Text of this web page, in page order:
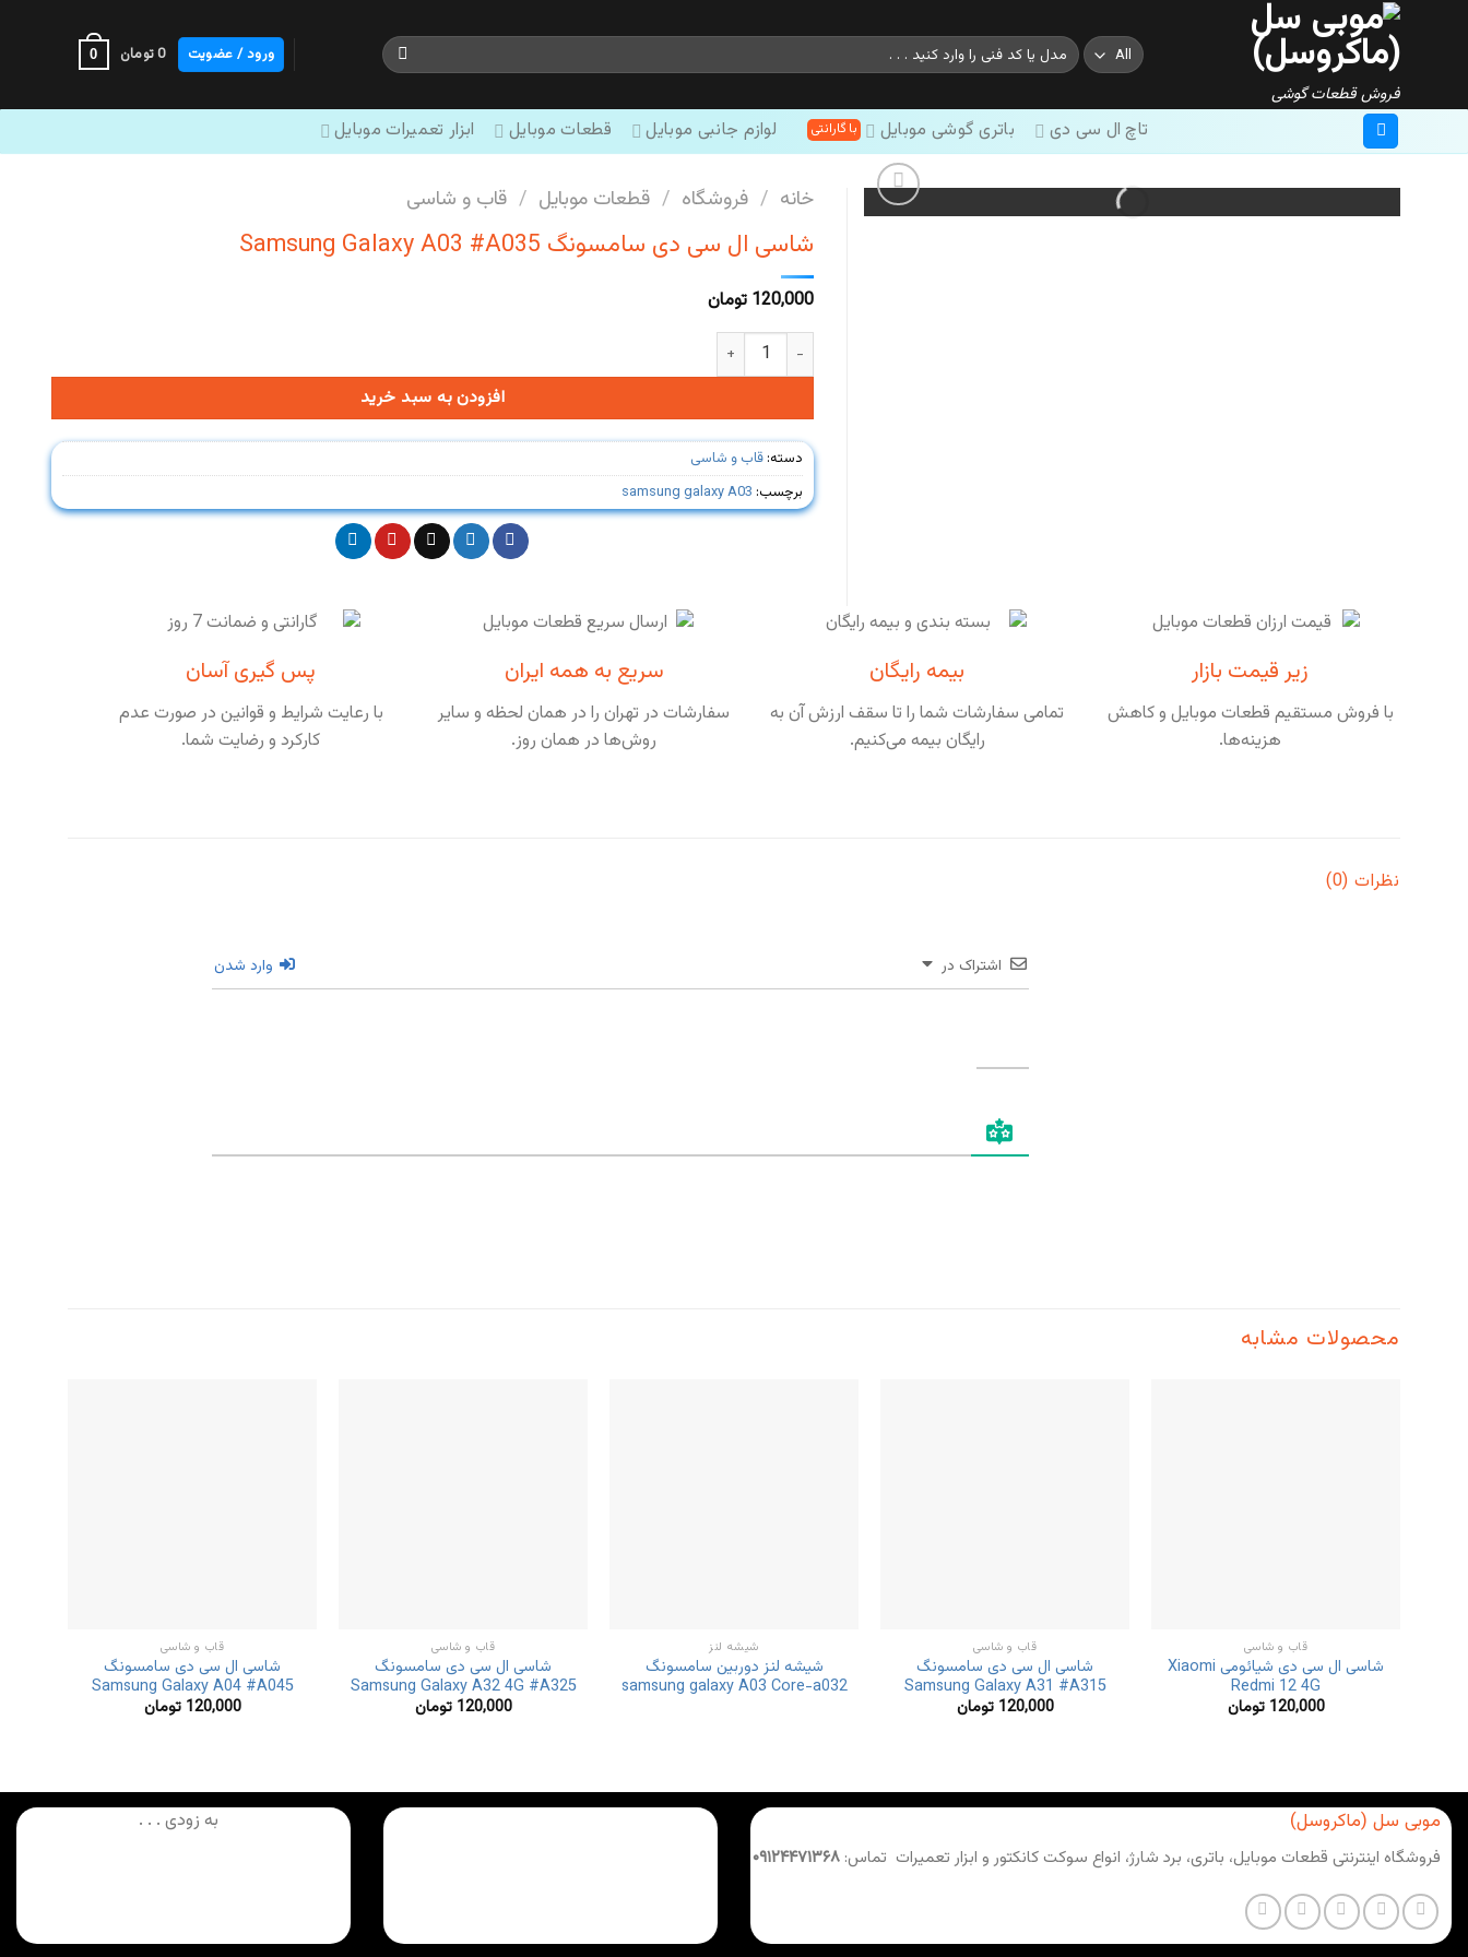
فروش قطعات گوشی
جستجو
برای:
ورود / عضویت 0تومان 0
تاچ ال سی دی باتری گوشی موبایل لوازم جانبی موبایل قطعات موبایل ابزار تعمیرات موبایل
خانه / فروشگاه / قطعات موبایل / قاب و شاسی
شاسی ال سی دی سامسونگ Samsung Galaxy A03 #A035
120,000 تومان
شاسی ال سی دی سامسونگ Samsung Galaxy A03 #A035 عدد
افزودن به سبد خرید
دسته: قاب و شاسی
برچسب: samsung galaxy A03
زیر قیمت بازار
با فروش مستقیم قطعات موبایل و کاهش
هزینه‌ها.
بیمه رایگان
تمامی سفارشات شما را تا سقف ارزش آن به
رایگان بیمه می‌کنیم.
سریع به همه ایران
سفارشات در تهران را در همان لحظه و سایر
روش‌ها در همان روز.
پس گیری آسان
با رعایت شرایط و قوانین در صورت عدم
کارکرد و رضایت شما.
نظرات (0)
اشتراک در وارد شدن
محصولات مشابه
قاب و شاسی
شاسی ال سی دی شیائومی Xiaomi
Redmi 12 4G
120,000 تومان
قاب و شاسی
شاسی ال سی دی سامسونگ
Samsung Galaxy A31 #A315
120,000 تومان
شیشه لنز
شیشه لنز دوربین سامسونگ
samsung galaxy A03 Core-a032
قاب و شاسی
شاسی ال سی دی سامسونگ
Samsung Galaxy A32 4G #A325
120,000 تومان
قاب و شاسی
شاسی ال سی دی سامسونگ
Samsung Galaxy A04 #A045
120,000 تومان
موبی سل (ماکروسل)
فروشگاه اینترنتی قطعات موبایل، باتری، برد شارژ، انواع سوکت کانکتور و ابزار تعمیرات تماس: ۰۹۱۲۴۴۷۱۳۶۸
به زودی . . .